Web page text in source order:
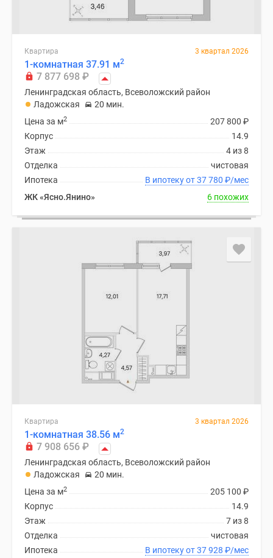
Квартира 3 квартал 2026
1-комнатная 37.91 м2
7 877 698 ₽
Ленинградская область, Всеволожский район
Ладожская
20 мин.
207 800 ₽
Цена за м2
14.9
Корпус
4 из 8
Этаж
чистовая
Отделка
В ипотеку от 37 780 ₽/мес
Ипотека
ЖК «Ясно.Янино»
6 похожих
Квартира 3 квартал 2026
1-комнатная 38.56 м2
7 908 656 ₽
Ленинградская область, Всеволожский район
Ладожская
20 мин.
205 100 ₽
Цена за м2
14.9
Корпус
7 из 8
Этаж
чистовая
Отделка
В ипотеку от 37 928 ₽/мес
Ипотека